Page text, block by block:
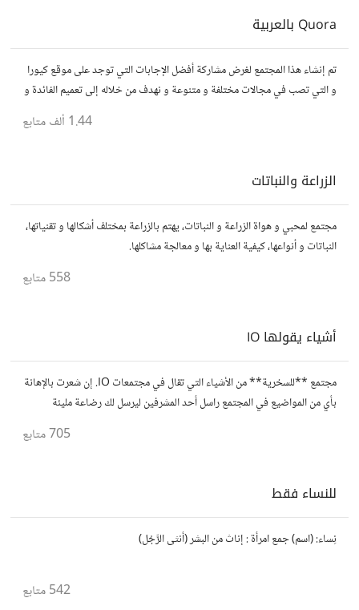
Quora بالعربية
تم إنشاء هذا المجتمع لغرض مشاركة أفضل الإجابات التي توجد على موقع كيورا
و التي تصب في مجالات مختلفة و متنوعة و نهدف من خلاله إلى تعميم الفائدة و
1.44 ألف متابع
الزراعة والنباتات
مجتمع لمحبي و هواة الزراعة و النباتات، يهتم بالزراعة بمختلف أشكالها و تقنياتها،
النباتات و أنواعها، كيفية العناية بها و معالجة مشاكلها.
558متابع
أشياء يقولها IO
مجتمع **للسخرية** من الأشياء التي تقال في مجتمعات IO. إن شعرت بالإهانة
بأي من المواضيع في المجتمع راسل أحد المشرفين ليرسل لك رضاعة مليئة
705متابع
للنساء فقط
نِساء: (اسم) جمع امرأة : إناث من البشر (أنثى الرَّجُل)
542متابع